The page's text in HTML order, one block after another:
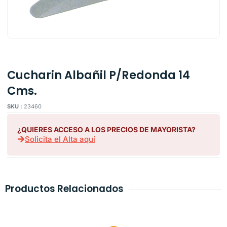
Cucharin Albañil P/Redonda 14
Cms.
SKU : 23460
¿QUIERES ACCESO A LOS PRECIOS DE MAYORISTA?
Solicita el Alta aquí
Productos Relacionados